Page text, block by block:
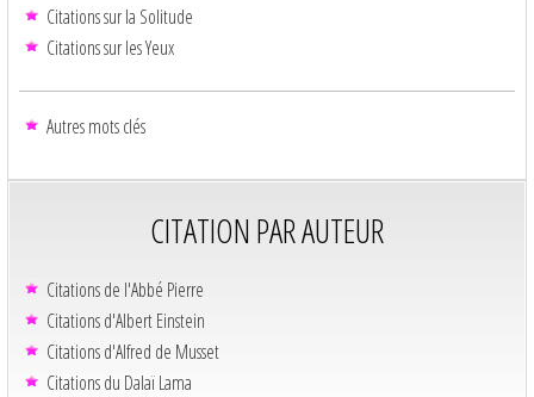
Citations sur la Solitude
Citations sur les Yeux
Autres mots clés
CITATION PAR AUTEUR
Citations de l'Abbé Pierre
Citations d'Albert Einstein
Citations d'Alfred de Musset
Citations du Dalaï Lama